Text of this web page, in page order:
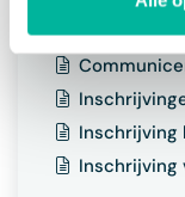
Overzicht
Inschrijving
Inschrijving